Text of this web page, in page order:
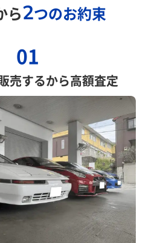
ら2つのお約束
01
売するから高額査定